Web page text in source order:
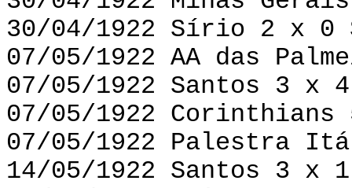
30/04/1922 Sírio 2 x 0
07/05/1922 AA das
07/05/1922 Santos 3 x
07/05/1922 Corinthians
07/05/1922 Palestra
14/05/1922 Santos 3 x